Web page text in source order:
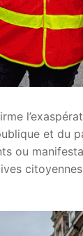
et du
ou